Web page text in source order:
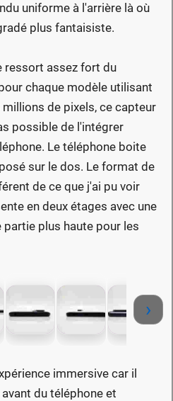
uniforme à l'arrière là où
plus fantaisiste.
ressort assez fort du
chaque modèle utilisant
de pixels, ce capteur
possible de l'intégrer
Le téléphone boite
sur le dos. Le format de
de ce que j'ai pu voir
en deux étages avec une
plus haute pour les
›
immersive car il
du téléphone et